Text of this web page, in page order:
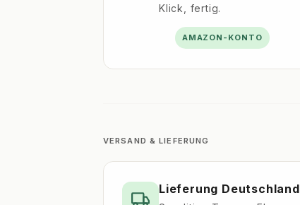
Klick, fertig.
AMAZON-KONTO
VERSAND & LIEFERUNG
Lieferung Deutschland